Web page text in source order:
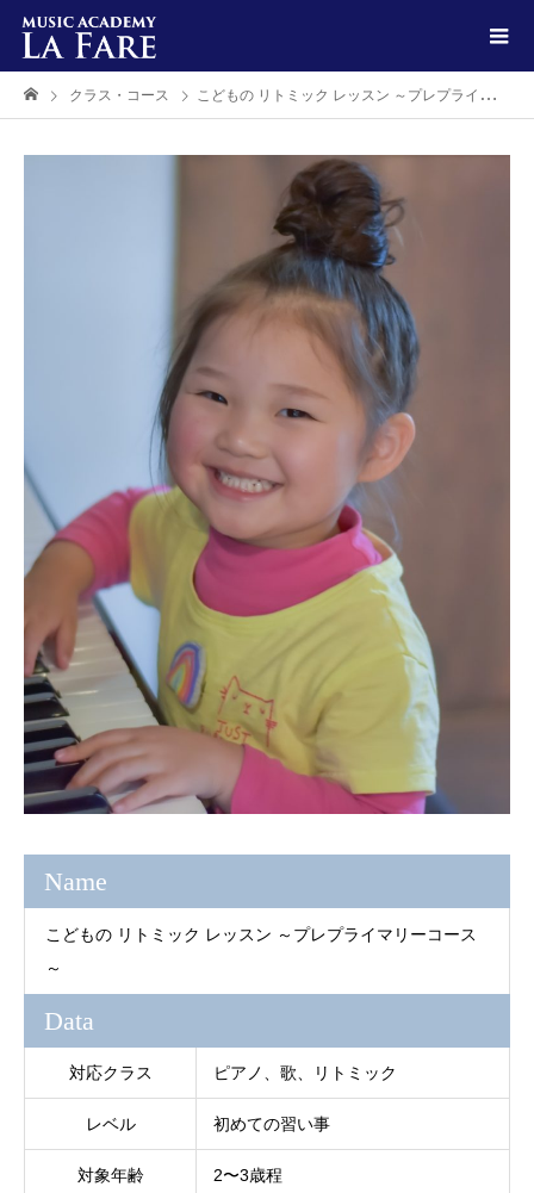
クラス・コース こどもの リトミック レッスン ～プレプライマリーコース～
Name
こどもの リトミック レッスン ～プレプライマリーコース
～
Data
対応クラス ピアノ、歌、リトミック
レベル 初めての習い事
対象年齢 2〜3歳程